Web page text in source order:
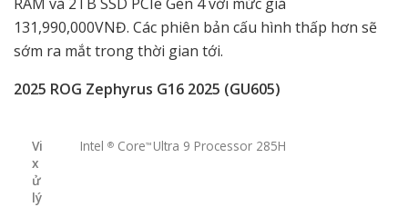
131,990,000VNĐ. Các phiên bản cấu hình thấp hơn sẽ
sớm ra mắt trong thời gian tới.
2025 ROG Zephyrus G16 2025 (GU605)
Vi
x
ử
lý
Intel ® Core™ Ultra 9 Processor 285H